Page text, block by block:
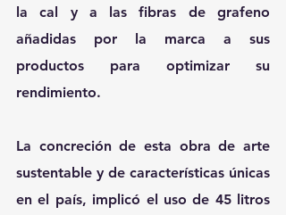
la cal y a las fibras de grafeno
añadidas por la marca a sus
productos para optimizar su
rendimiento.
La concreción de esta obra de arte
sustentable y de características únicas
en el país, implicó el uso de 45 litros